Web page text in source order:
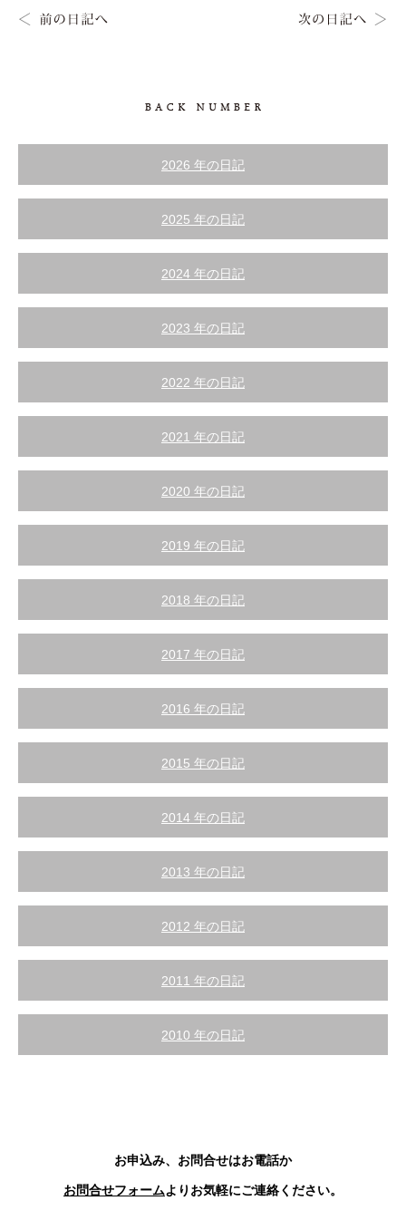
2026 年の日記
2025 年の日記
2024 年の日記
2023 年の日記
2022 年の日記
2021 年の日記
2020 年の日記
2019 年の日記
2018 年の日記
2017 年の日記
2016 年の日記
2015 年の日記
2014 年の日記
2013 年の日記
2012 年の日記
2011 年の日記
2010 年の日記
お申込み、お問合せはお電話か
お問合せフォームよりお気軽にご連絡ください。